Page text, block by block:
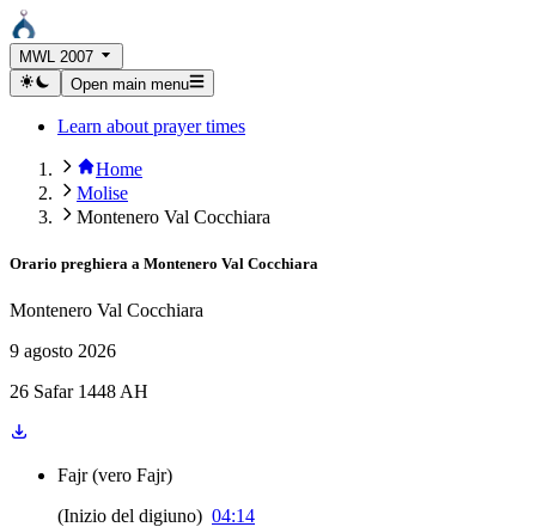
MWL 2007
Open main menu
Learn about prayer times
Home
Molise
Montenero Val Cocchiara
Orario preghiera a Montenero Val Cocchiara
Montenero Val Cocchiara
9 agosto 2026
26 Safar 1448 AH
Fajr (vero Fajr)
(Inizio del digiuno) 04:14